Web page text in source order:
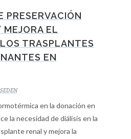
PRESERVACIÓN
MEJORA EL
TRASPLANTES
EN
en la donación en
la necesidad de diálisis en la
renal y mejora la